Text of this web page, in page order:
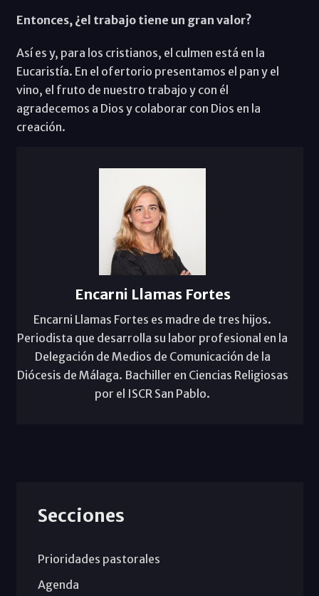
Entonces, ¿el trabajo tiene un gran valor?
Así es y, para los cristianos, el culmen está en la
Eucaristía. En el ofertorio presentamos el pan y el
vino, el fruto de nuestro trabajo y con él
agradecemos a Dios y colaborar con Dios en la
creación.
Encarni Llamas Fortes
Encarni Llamas Fortes es madre de tres hijos.
Periodista que desarrolla su labor profesional en la
Delegación de Medios de Comunicación de la
Diócesis de Málaga. Bachiller en Ciencias Religiosas
por el ISCR San Pablo.
Secciones
Prioridades pastorales
Agenda